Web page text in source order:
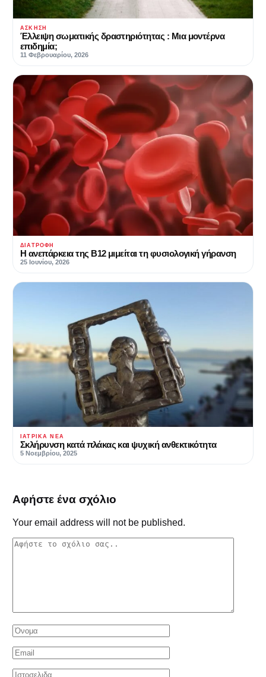
ΆΣΚΗΣΗ
Έλλειψη σωματικής δραστηριότητας : Μια μοντέρνα
επιδημία;
11 Φεβρουαρίου, 2026
ΔΙΑΤΡΟΦΉ
Η ανεπάρκεια της Β12 μιμείται τη φυσιολογική γήρανση
25 Ιουνίου, 2026
ΙΑΤΡΙΚΆ ΝΈΑ
Σκλήρυνση κατά πλάκας και ψυχική ανθεκτικότητα
5 Νοεμβρίου, 2025
Αφήστε ένα σχόλιο
Your email address will not be published.